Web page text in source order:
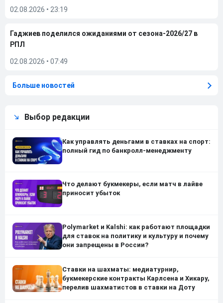
02.08.2026 • 23:19
Гаджиев поделился ожиданиями от сезона-2026/27 в
РПЛ
02.08.2026 • 07:49
Больше новостей
Выбор редакции
Как управлять деньгами в ставках на спорт:
полный гид по банкролл-менеджменту
Что делают букмекеры, если матч в лайве
приносит убыток
Polymarket и Kalshi: как работают площадки
для ставок на политику и культуру и почему
они запрещены в России?
Ставки на шахматы: медиатурнир,
букмекерские контракты Карлсена и Хикару,
перелив шахматистов в ставки на Доту